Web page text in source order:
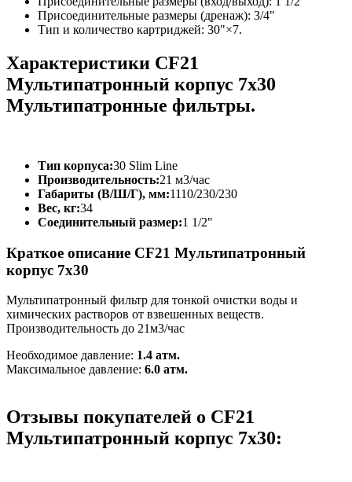
Присоединительные размеры (дренаж): 3/4"
Тип и количество картриджей: 30"×7.
Характеристики CF21
Мультипатронный корпус 7х30
Мультипатронные фильтры.
Тип корпуса:30 Slim Line
Производительность:21 м3/час
Габариты (В/Ш/Г), мм:1110/230/230
Вес, кг:34
Соединительный размер:1 1/2"
Краткое описание CF21 Мультипатронный
корпус 7х30
Мультипатронный фильтр для тонкой очистки воды и
химических растворов от взвешенных веществ.
Производительность до 21м3/час
Необходимое давление: 1.4 атм.
Максимальное давление: 6.0 атм.
Отзывы покупателей о CF21
Мультипатронный корпус 7х30: